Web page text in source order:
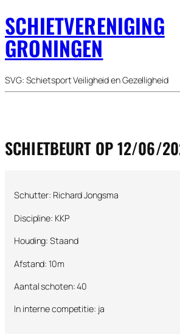
SCHIETVERENIGING
GRONINGEN
SVG: Schietsport Veiligheid en Gezelligheid
SCHIETBEURT OP 12/06/
Schutter: Richard Jongsma
Discipline: KKP
Houding: Staand
Afstand: 10m
Aantal schoten: 40
In interne competitie: ja